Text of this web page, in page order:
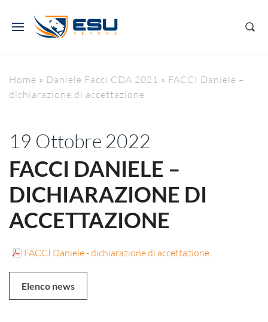
Home » Daniele Facci CDA 2021 » FACCI Daniele –
dichiarazione di accettazione
19 Ottobre 2022
FACCI DANIELE –
DICHIARAZIONE DI
ACCETTAZIONE
FACCI Daniele - dichiarazione di accettazione
Elenco news